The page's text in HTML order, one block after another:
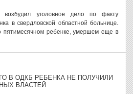
возбудил уголовное дело по факту
в свердловской областной больнице.
пятимесячном ребенке, умершем еще в
В ОДКБ РЕБЕНКА НЕ ПОЛУЧИЛИ
ВЛАСТЕЙ